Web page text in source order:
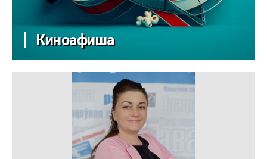
Киноафиша